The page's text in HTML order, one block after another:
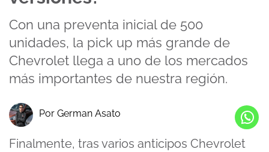
Con una preventa inicial de 500
unidades, la pick up más grande de
Chevrolet llega a uno de los mercados
más importantes de nuestra región.
Por German Asato
Finalmente, tras varios anticipos Chevrolet